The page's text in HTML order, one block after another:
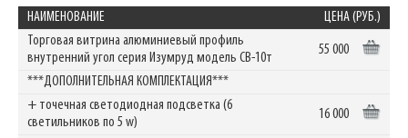
НАИМЕНОВАНИЕ
ЦЕНА (РУБ.)
Торговая витрина алюминиевый профиль
внутренний угол серия Изумруд модель СВ-10т
55 000
***ДОПОЛНИТЕЛЬНАЯ КОМПЛЕКТАЦИЯ***
+ точечная светодиодная подсветка (6
светильников по 5 w)
16 000